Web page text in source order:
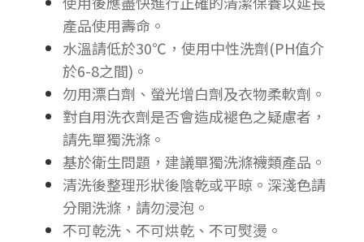
產品使用壽命。
水溫請低於30℃，使用中性洗劑(PH值介
於6-8之間)。
勿用漂白劑、螢光增白劑及衣物柔軟劑。
對自用洗衣劑是否會造成褪色之疑慮者，
請先單獨洗滌。
基於衛生問題，建議單獨洗滌襪類產品。
清洗後整理形狀後陰乾或平晾。深淺色請
分開洗滌，請勿浸泡。
不可乾洗、不可烘乾、不可熨燙。